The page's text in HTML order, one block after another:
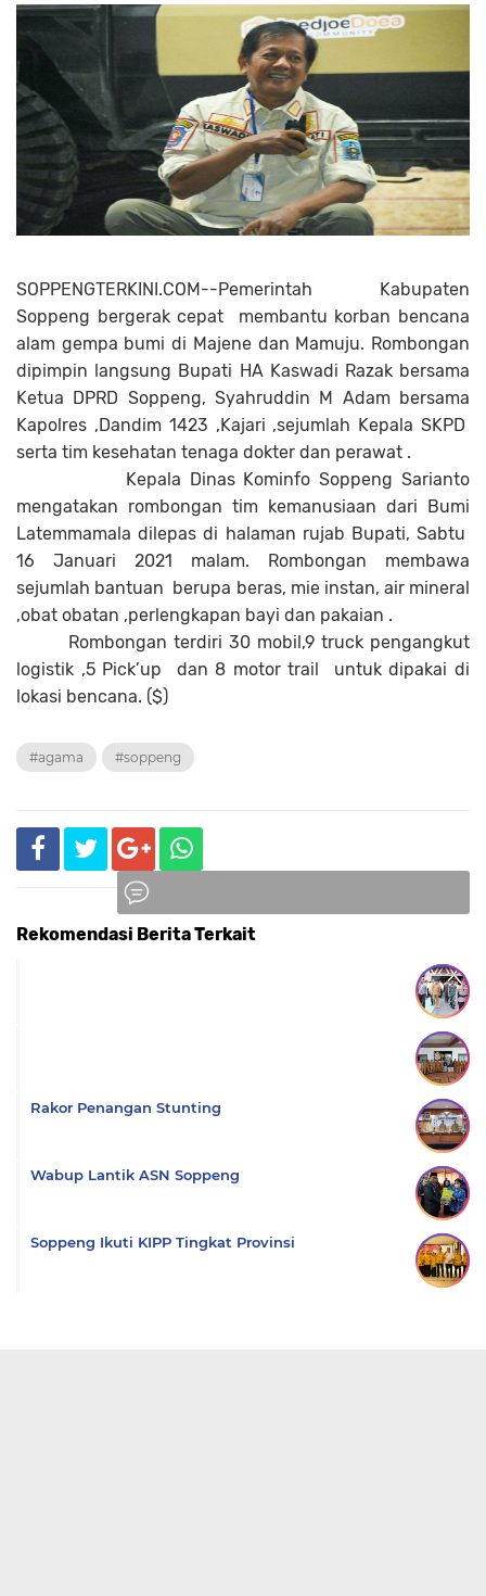
SOPPENGTERKINI.COM--Pemerintah Kabupaten
Soppeng bergerak cepat membantu korban bencana
alam gempa bumi di Majene dan Mamuju. Rombongan
dipimpin langsung Bupati HA Kaswadi Razak bersama
Ketua DPRD Soppeng, Syahruddin M Adam bersama
Kapolres ,Dandim 1423 ,Kajari ,sejumlah Kepala SKPD
serta tim kesehatan tenaga dokter dan perawat .
Kepala Dinas Kominfo Soppeng Sarianto
mengatakan rombongan tim kemanusiaan dari Bumi
Latemmamala dilepas di halaman rujab Bupati, Sabtu
16 Januari 2021 malam. Rombongan membawa
sejumlah bantuan berupa beras, mie instan, air mineral
,obat obatan ,perlengkapan bayi dan pakaian .
Rombongan terdiri 30 mobil,9 truck pengangkut
logistik ,5 Pick’up dan 8 motor trail untuk dipakai di
lokasi bencana. ($)
#agama #soppeng
Rekomendasi Berita Terkait
Rakor Penangan Stunting
Wabup Lantik ASN Soppeng
Soppeng Ikuti KIPP Tingkat Provinsi